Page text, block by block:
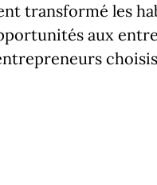
transformé les
aux